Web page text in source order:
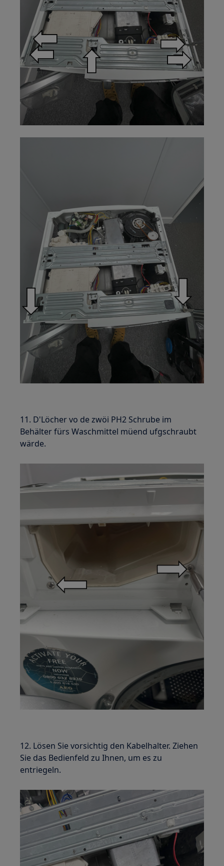
11. D'Löcher vo de zwöi PH2 Schrube im
Behälter fürs Waschmittel müend ufgschraubt
wärde.
12. Lösen Sie vorsichtig den Kabelhalter. Ziehen
Sie das Bedienfeld zu Ihnen, um es zu
entriegeln.